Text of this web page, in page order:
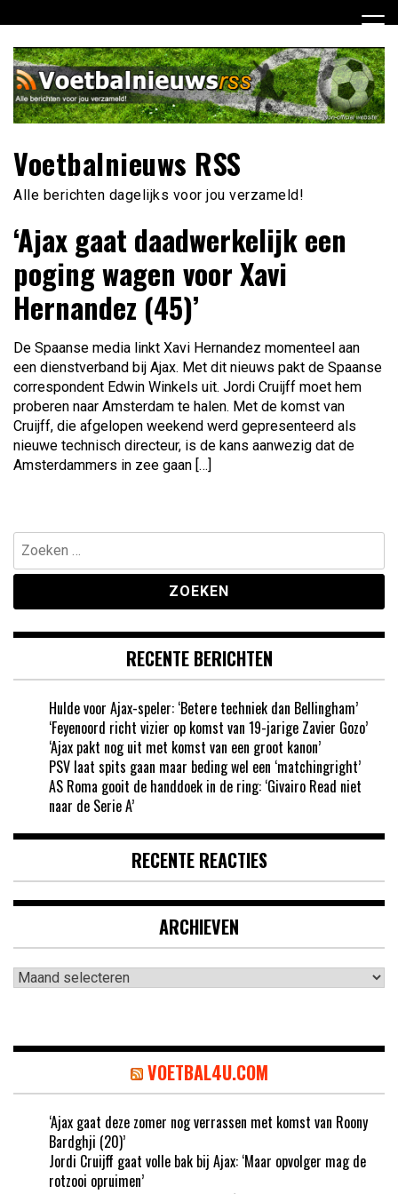
naar
inhoud
Voetbalnieuws RSS
Alle berichten dagelijks voor jou verzameld!
‘Ajax gaat daadwerkelijk een
poging wagen voor Xavi
Hernandez (45)’
De Spaanse media linkt Xavi Hernandez momenteel aan
een dienstverband bij Ajax. Met dit nieuws pakt de Spaanse
correspondent Edwin Winkels uit. Jordi Cruijff moet hem
proberen naar Amsterdam te halen. Met de komst van
Cruijff, die afgelopen weekend werd gepresenteerd als
nieuwe technisch directeur, is de kans aanwezig dat de
Amsterdammers in zee gaan […]
Zoeken
naar:
RECENTE BERICHTEN
Hulde voor Ajax-speler: ‘Betere techniek dan Bellingham’
‘Feyenoord richt vizier op komst van 19-jarige Zavier Gozo’
‘Ajax pakt nog uit met komst van een groot kanon’
PSV laat spits gaan maar beding wel een ‘matchingright’
AS Roma gooit de handdoek in de ring: ‘Givairo Read niet
naar de Serie A’
RECENTE REACTIES
ARCHIEVEN
Archieven
VOETBAL4U.COM
‘Ajax gaat deze zomer nog verrassen met komst van Roony
Bardghji (20)’
Jordi Cruijff gaat volle bak bij Ajax: ‘Maar opvolger mag de
rotzooi opruimen’